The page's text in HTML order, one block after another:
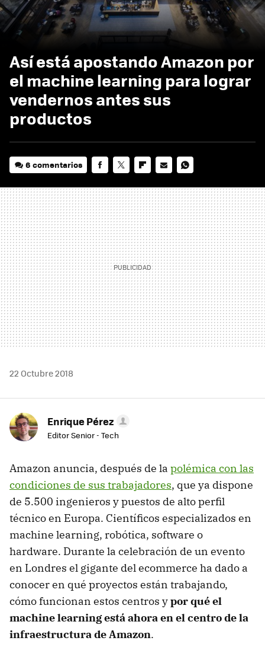
Así está apostando Amazon por
el machine learning para lograr
vendernos antes sus
productos
6 comentarios
MAIL
22 Octubre 2018
Enrique Pérez
Editor Senior - Tech
Amazon anuncia, después de la polémica con las
condiciones de sus trabajadores, que ya dispone
de 5.500 ingenieros y puestos de alto perfil
técnico en Europa. Científicos especializados en
machine learning, robótica, software o
hardware. Durante la celebración de un evento
en Londres el gigante del ecommerce ha dado a
conocer en qué proyectos están trabajando,
cómo funcionan estos centros ypor qué el
machine learning está ahora en el centro de la
infraestructura de Amazon.